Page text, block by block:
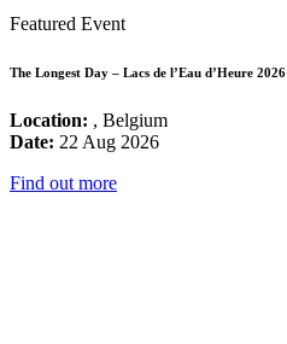
Featured Event
The Longest Day – Lacs de l’Eau d’Heure 2026
Location: , Belgium
Date: 22 Aug 2026
Find out more